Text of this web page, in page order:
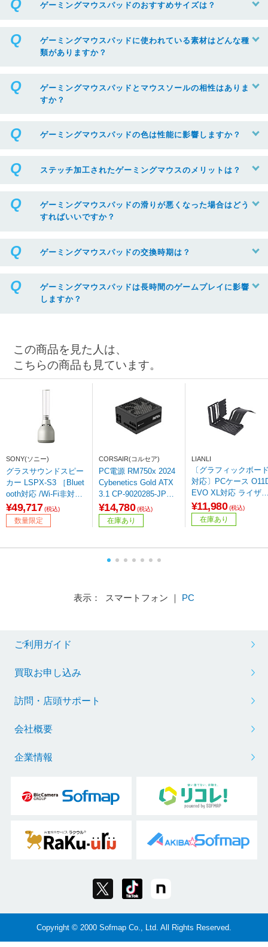
ゲーミングマウスパッドのおすすめサイズは？
ゲーミングマウスパッドに使われている素材はどんな種
類がありますか？
ゲーミングマウスパッドとマウスソールの相性はありま
すか？
ゲーミングマウスパッドの色は性能に影響しますか？
ステッチ加工されたゲーミングマウスのメリットは？
ゲーミングマウスパッドの滑りが悪くなった場合はどう
すればいいですか？
ゲーミングマウスパッドの交換時期は？
ゲーミングマウスパッドは長時間のゲームプレイに影響
しますか？
この商品を見た人は、
こちらの商品も見ています。
SONY(ソニー)
グラスサウンドスピー
カー LSPX-S3 ［Bluet
ooth対応 /Wi-Fi非対
応］
¥49,717 (税込)
数量限定
CORSAIR(コルセア)
PC電源 RM750x 2024
Cybenetics Gold ATX
3.1 CP-9020285-JP
［750W /ATX /Gold］
¥14,780 (税込)
在庫あり
LIANLI
〔グラフィックボー
対応〕PCケース
EVO XL対応 ライザ
カード＋ブラケット
NIVERSAL 4- SLOTS
VERTICAL GPU KIT
ブラック VG4-4-V2X
¥11,980 (税込)
在庫あり
表示： スマートフォン ｜ PC
ご利用ガイド
買取お申し込み
訪問・店頭サポート
会社概要
企業情報
Copyright © 2000 Sofmap Co., Ltd. All Rights Reserved.